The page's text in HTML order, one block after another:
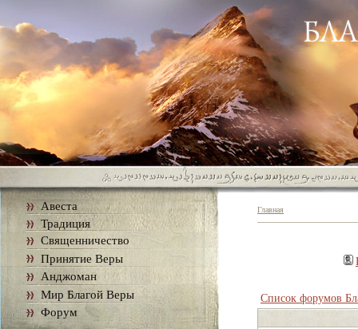
Авеста
Традиция
Священничество
Принятие Веры
Анджоман
Мир Благой Веры
Форум
Главная
Список форумов